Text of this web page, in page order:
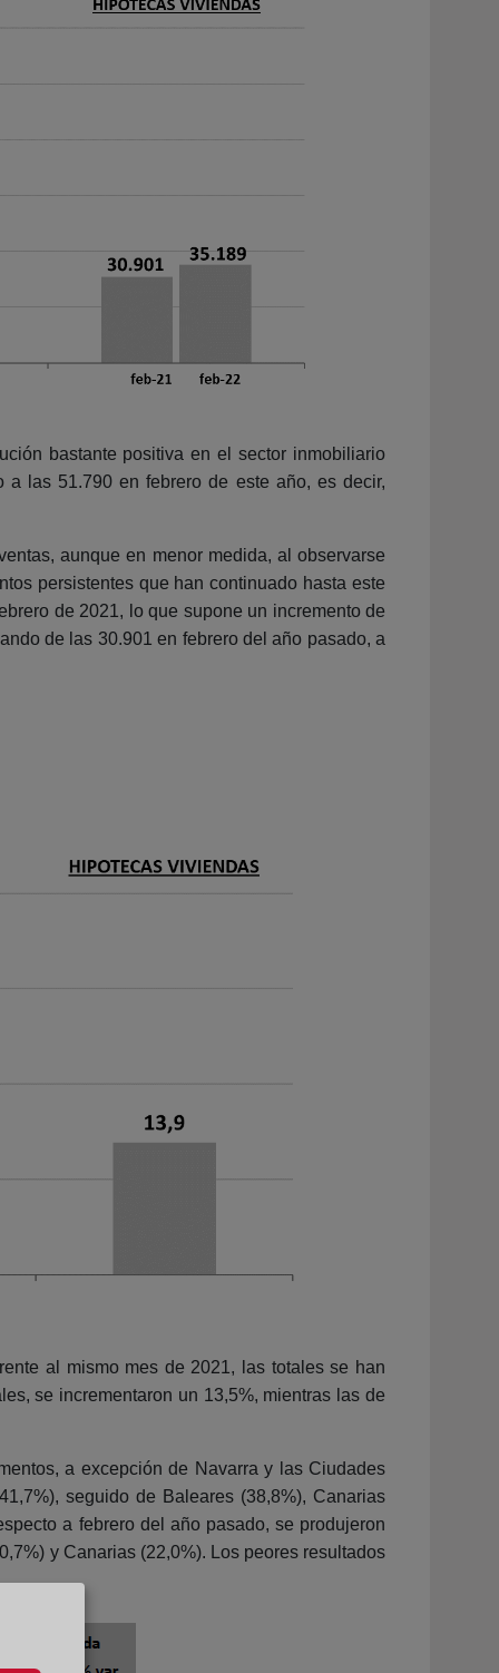
bastante positiva en el sector inmobiliario
las 51.790 en febrero de este año, es decir,
aunque en menor medida, al observarse
persistentes que han continuado hasta este
de 2021, lo que supone un incremento de
de las 30.901 en febrero del año pasado, a
al mismo mes de 2021, las totales se han
se incrementaron un 13,5%, mientras las de
a excepción de Navarra y las Ciudades
seguido de Baleares (38,8%), Canarias
a febrero del año pasado, se produjeron
y Canarias (22,0%). Los peores resultados